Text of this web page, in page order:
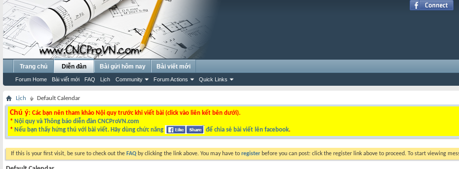
Trang chủ Diễn đàn
Forum Home Bài viết mới FAQ Lịch Community Forum Actions Quick Links
Bài gửi hôm nay Bài viết mới
Lịch Default Calendar
Chú ý: Các bạn nên tham khảo Nội quy trước khi viết bài (click vào liên kết bên dưới).
* Nội quy và Thông báo diễn đàn CNCProVN.com
* Nếu bạn thấy hứng thú với bài viết. Hãy dùng chức năng để chia sẻ bài viết lên facebook.
If this is your first visit, be sure to check out the FAQ by clicking the link above. You may have to register before you can post: click the register link above to proceed. To start viewing